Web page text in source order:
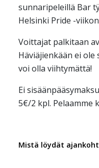
sunnaripeleillä Bar
Helsinki Pride -
Voittajat palkitaan
Häviäjienkään ei ole
voi olla viihtymättä!
Ei
5€/2 kpl. Pelaamme
Mistä löydät